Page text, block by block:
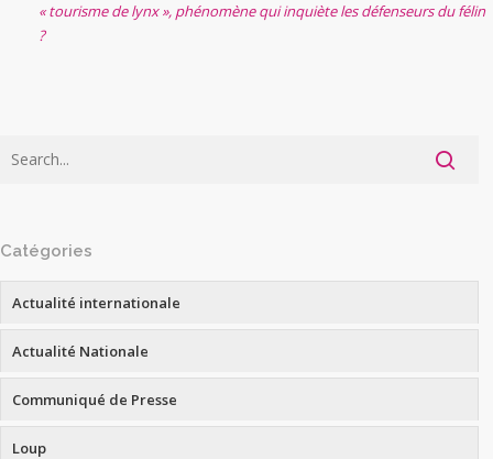
« tourisme de lynx », phénomène qui inquiète les défenseurs du félin
?
Catégories
Actualité internationale
Actualité Nationale
Communiqué de Presse
Loup